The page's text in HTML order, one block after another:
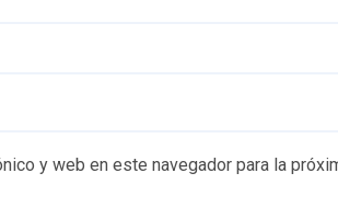
y web en este navegador para la